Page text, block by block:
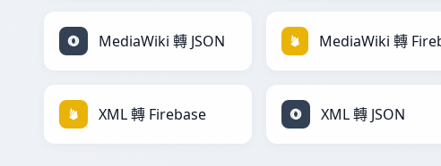
MediaWiki 轉 JSON
XML 轉 Firebase XML 轉 JSON